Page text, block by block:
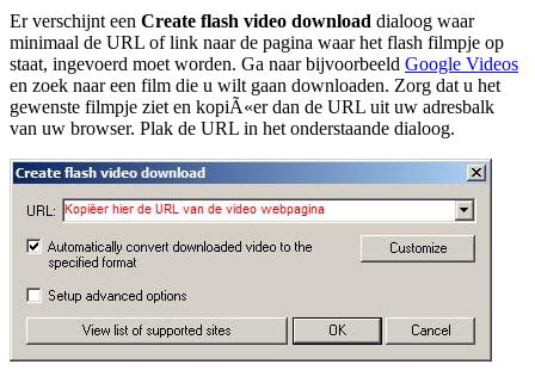
Er verschijnt een Create flash video download dialoog waar
minimaal de URL of link naar de pagina waar het flash filmpje op
staat, ingevoerd moet worden. Ga naar bijvoorbeeld Google Videos
en zoek naar een film die u wilt gaan downloaden. Zorg dat u het
gewenste filmpje ziet en kopiÃ«er dan de URL uit uw adresbalk
van uw browser. Plak de URL in het onderstaande dialoog.